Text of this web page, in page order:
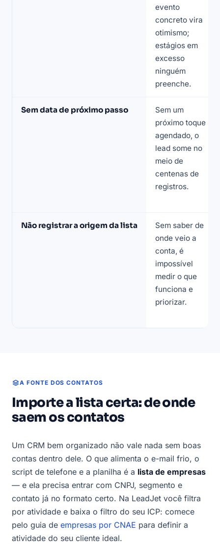
evento
concreto vira
otimismo;
estágios em
excesso
ninguém
preenche.
Sem data de próximo passo
Sem um
próximo toque
agendado, o
lead some no
meio de
centenas de
registros.
Não registrar a origem da lista
Sem saber de
onde veio a
conta, é
impossível
medir o que
funciona e
priorizar.
A FONTE DOS CONTATOS
Importe a lista certa: de onde
saem os contatos
Um CRM bem organizado não vale nada sem boas
contas dentro dele. O que alimenta o e-mail frio, o
script de telefone e a planilha é a lista de empresas
— e ela precisa entrar com CNPJ, segmento e
contato já no formato certo. Na LeadJet você filtra
por atividade e baixa o filtro do seu ICP: comece
pelo guia de empresas por CNAE para definir a
atividade do seu cliente ideal.